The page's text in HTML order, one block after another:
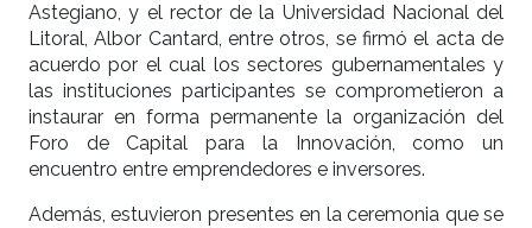
Astegiano, y el rector de la Universidad Nacional del
Litoral, Albor Cantard, entre otros, se firmó el acta de
acuerdo por el cual los sectores gubernamentales y
las instituciones participantes se comprometieron a
instaurar en forma permanente la organización del
Foro de Capital para la Innovación, como un
encuentro entre emprendedores e inversores.
Además, estuvieron presentes en la ceremonia que se